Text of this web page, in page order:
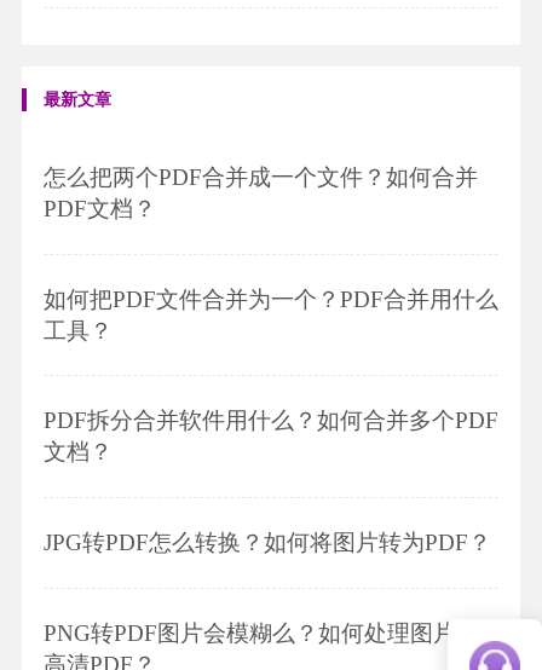
最新文章
怎么把两个PDF合并成一个文件？如何合并
PDF文档？
如何把PDF文件合并为一个？PDF合并用什么
工具？
PDF拆分合并软件用什么？如何合并多个PDF
文档？
JPG转PDF怎么转换？如何将图片转为PDF？
PNG转PDF图片会模糊么？如何处理图片转
高清PDF？